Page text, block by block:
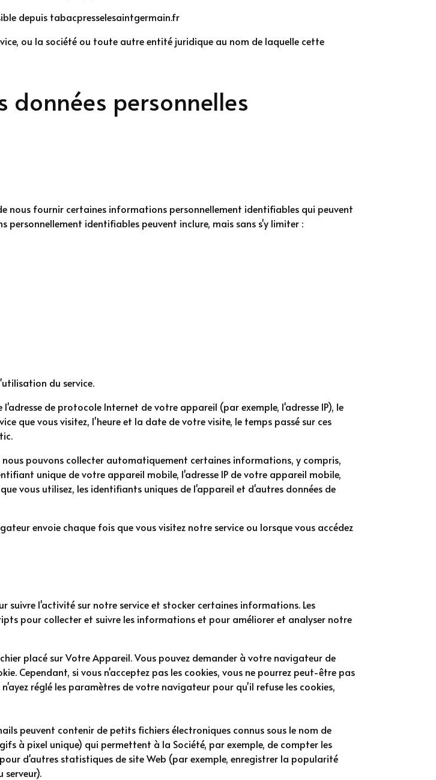
depuis tabacpresselesaintgermain.fr
ou la société ou toute autre entité juridique au nom de laquelle cette
personnelles
nous fournir certaines informations personnellement identifiables qui peuvent
identifiables peuvent inclure, mais sans s'y limiter :
du service.
de protocole Internet de votre appareil (par exemple, l'adresse IP), le
que vous visitez, l'heure et la date de votre visite, le temps passé sur ces
pouvons collecter automatiquement certaines informations, y compris,
unique de votre appareil mobile, l'adresse IP de votre appareil mobile,
vous utilisez, les identifiants uniques de l'appareil et d'autres données de
envoie chaque fois que vous visitez notre service ou lorsque vous accédez
suivre l'activité sur notre service et stocker certaines informations. Les
pour collecter et suivre les informations et pour améliorer et analyser notre
placé sur Votre Appareil. Vous pouvez demander à votre navigateur de
Cependant, si vous n'acceptez pas les cookies, vous ne pourrez peut-être pas
réglé les paramètres de votre navigateur pour qu'il refuse les cookies,
peuvent contenir de petits fichiers électroniques connus sous le nom de
à pixel unique) qui permettent à la Société, par exemple, de compter les
d'autres statistiques de site Web (par exemple, enregistrer la popularité